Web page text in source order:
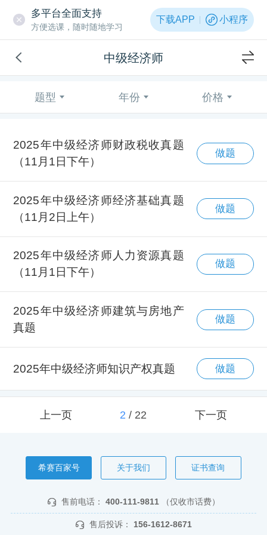
多平台全面支持
方便选课，随时随地学习
下载APP 小程序
中级经济师
题型 年份 价格
2025年中级经济师财政税收真题
（11月1日下午）
做题
2025年中级经济师经济基础真题
（11月2日上午）
做题
2025年中级经济师人力资源真题
（11月1日下午）
做题
2025年中级经济师建筑与房地产
真题
做题
2025年中级经济师知识产权真题 做题
上一页 2/ 22 下一页
希赛百家号 关于我们 证书查询
售前电话： 400-111-9811 （仅收市话费）
售后投诉： 156-1612-8671